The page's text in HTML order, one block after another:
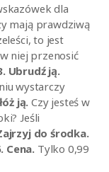
dla
mają prawdziwą
to jest
niej przenosić
Ubrudź ją.
wystarczy
ją. Czy jesteś w
Jeśli
do środka.
Cena. Tylko 0,99